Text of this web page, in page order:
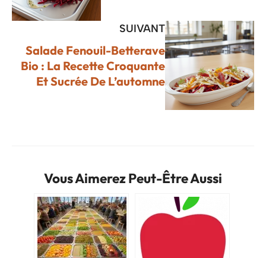
SUIVANT
Salade Fenouil-Betterave
Bio : La Recette Croquante
Et Sucrée De L’automne
Vous Aimerez Peut-Être Aussi